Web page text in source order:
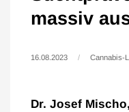
massiv
16.08.2023 Cannabis-
Dr. Josef